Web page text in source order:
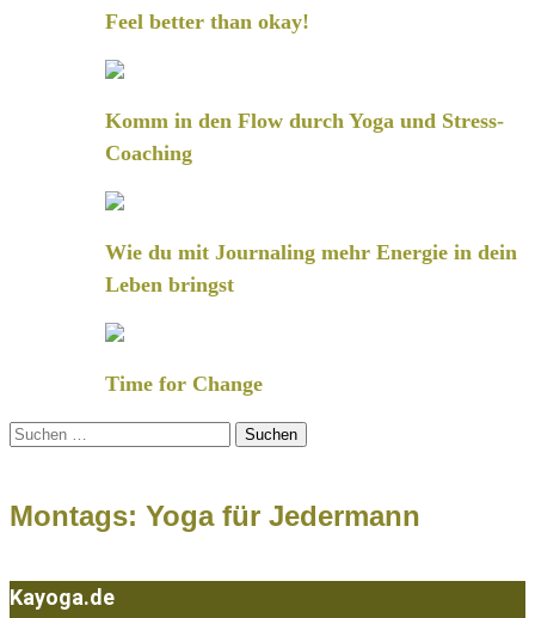
Feel better than okay!
Komm in den Flow durch Yoga und Stress-
Coaching
Wie du mit Journaling mehr Energie in dein
Leben bringst
Time for Change
Suchen
nach:
Montags: Yoga für Jedermann
Kayoga.de